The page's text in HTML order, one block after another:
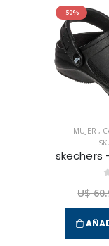
-50%
MUJER ,
U$